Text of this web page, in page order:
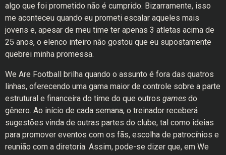
algo que foi prometido não é cumprido. Bizarramente, isso
me aconteceu quando eu prometi escalar aqueles mais
jovens e, apesar de meu time ter apenas 3 atletas acima de
25 anos, o elenco inteiro não gostou que eu supostamente
quebrei minha promessa.
We Are Football brilha quando o assunto é fora das quatros
linhas, oferecendo uma gama maior de controle sobre a parte
estrutural e financeira do time do que outros games do
gênero. Ao início de cada semana, o treinador receberá
sugestões vinda de outras partes do clube, tal como ideias
para promover eventos com os fãs, escolha de patrocínios e
reunião com a diretoria. Assim, pode-se dizer que, em We